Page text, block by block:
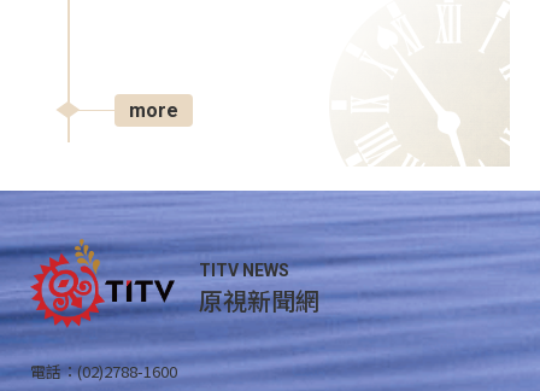
more
TITV NEWS
原視新聞網
電話：(02)2788-1600